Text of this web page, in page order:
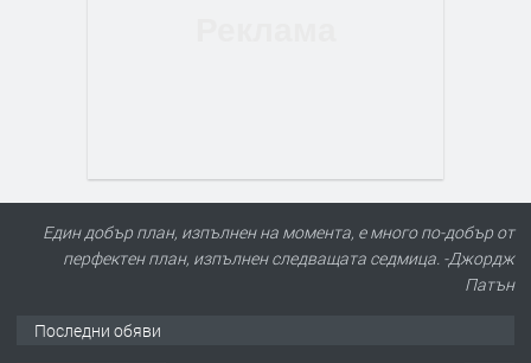
Един добър план, изпълнен на момента, е много по-добър от
перфектен план, изпълнен следващата седмица. -Джордж
Патън
Последни обяви